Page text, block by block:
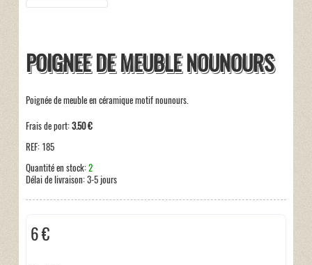
POIGNEE DE MEUBLE NOUNOURS
Poignée de meuble en céramique motif nounours.
Frais de port:3.50 €
REF: 185
Quantité en stock:2
Délai de livraison:3-5 jours
6 €